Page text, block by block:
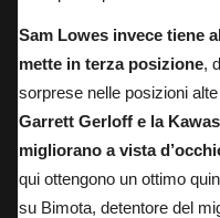
Sam Lowes invece tiene
mette in terza posizione,
sorprese nelle posizioni
Garrett Gerloff e la
migliorano a vista
qui ottengono un ottimo
su Bimota, detentore del